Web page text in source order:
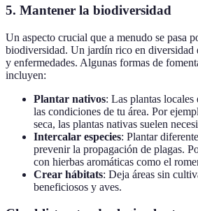
5. Mantener la biodiversidad
Un aspecto crucial que a menudo se pasa
biodiversidad. Un jardín rico en diversidad
y enfermedades. Algunas formas de
incluyen:
Plantar nativos: Las plantas locales
las condiciones de tu área. Por
seca, las plantas nativas suelen
Intercalar especies: Plantar
prevenir la propagación de plagas.
con hierbas aromáticas como el
Crear hábitats: Deja áreas sin
beneficiosos y aves.